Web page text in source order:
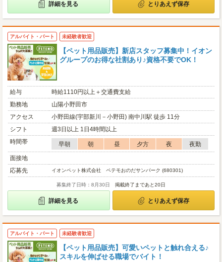
詳細を見る とりあえず保存
アルバイト・パート 未経験者歓迎
【ペット用品販売】新店スタッフ募集中！イオン
グループのお得な社割あり♪資格不要でOK！
給与
時給1110円以上＋交通費支給
勤務地
山陽小野田市
アクセス
小野田線(宇部新川－小野田) 南中川駅 徒歩 11分
シフト
週3日以上 1日4時間以上
時間帯
早朝 朝 昼 夕方 夜
夜勤
面接地
応募先
イオンペット株式会社 ペテモおのだサンパーク (680301)
募集終了日時：8月30日 掲載終了まであと20日
詳細を見る とりあえず保存
アルバイト・パート 未経験者歓迎
【ペット用品販売】可愛いペットと触れ合える♪
スキルを伸ばせる職場でバイト！